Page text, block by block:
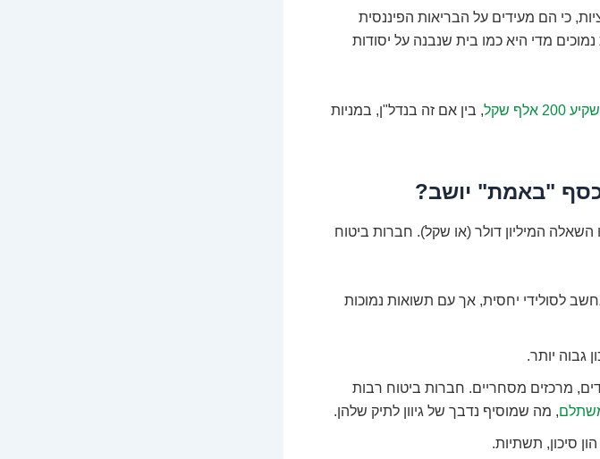
כי הם מעידים על הבריאות הפיננסית
מדי היא כמו בית שנבנה על יסודות
אלף שקל
, בין אם זה בנדל"ן, במניות
"באמת" יושב?
המיליון דולר (או שקל). חברות ביטוח
לסולידי יחסית, אך עם תשואות נמוכות
גבוה יותר.
מרכזים מסחריים. חברות ביטוח רבות
, מה שמוסיף נדבך של גיוון לתיק שלהן.
סיכון, תשתיות.